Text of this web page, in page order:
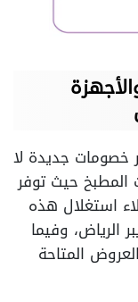
خصومات جديدة لا
المطبخ حيث توفر
استغلال هذه
الرياض، وفيما
المتاحة